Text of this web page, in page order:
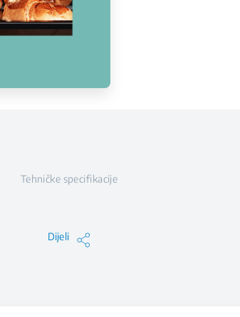
Tehničke specifikacije
Dijeli